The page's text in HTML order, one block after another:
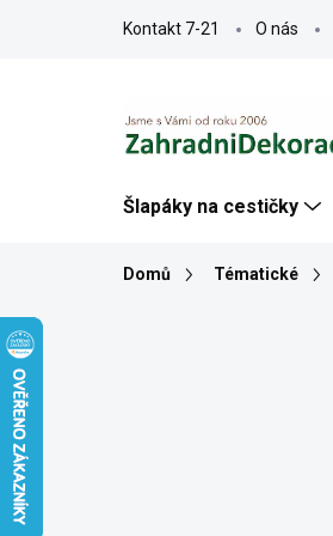
Kontakt 7-21 O nás
Šlapáky na cestičky
Domů Tématické